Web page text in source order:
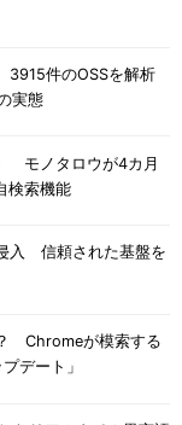
件のOSSを解析
実態
モノタロウが4カ月
検索機能
入 信頼された基盤を
Chromeが模索する
デート」